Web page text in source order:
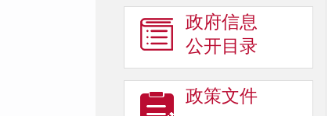
政府信息
公开目录
政策文件